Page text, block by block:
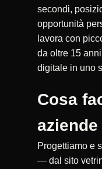
secondi,
opportunità
lavora con
da oltre 15
digitale in uno
Cosa
Progettiamo e
— dal sito